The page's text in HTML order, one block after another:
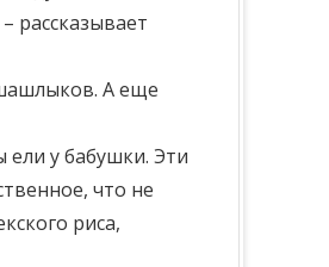
рассказывает
А еще
ели у бабушки. Эти
что не
риса,